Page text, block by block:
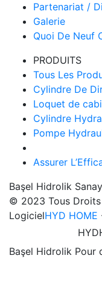
Partenariat /
Galerie
Quoi De Neuf
PRODUITS
Tous Les
Cylindre De
Loquet de
Cylindre
Pompe
Assurer
Başel Hidrolik
© 2023 Tous Droits
LogicielHYD HOME
Başel Hidrolik Pour